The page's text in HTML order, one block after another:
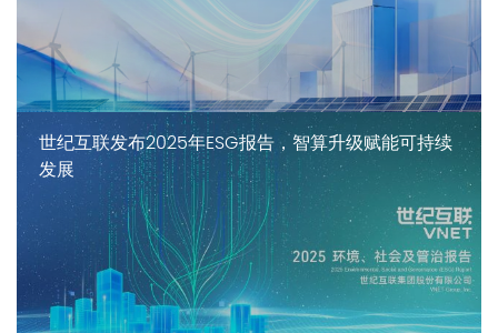
世纪互联发布2025年ESG报告，智算升级赋能可持续
发展